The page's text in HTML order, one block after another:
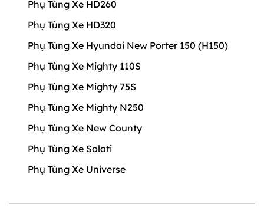
Phụ Tùng Xe HD260
Phụ Tùng Xe HD320
Phụ Tùng Xe Hyundai New Porter 150 (H150)
Phụ Tùng Xe Mighty 110S
Phụ Tùng Xe Mighty 75S
Phụ Tùng Xe Mighty N250
Phụ Tùng Xe New County
Phụ Tùng Xe Solati
Phụ Tùng Xe Universe